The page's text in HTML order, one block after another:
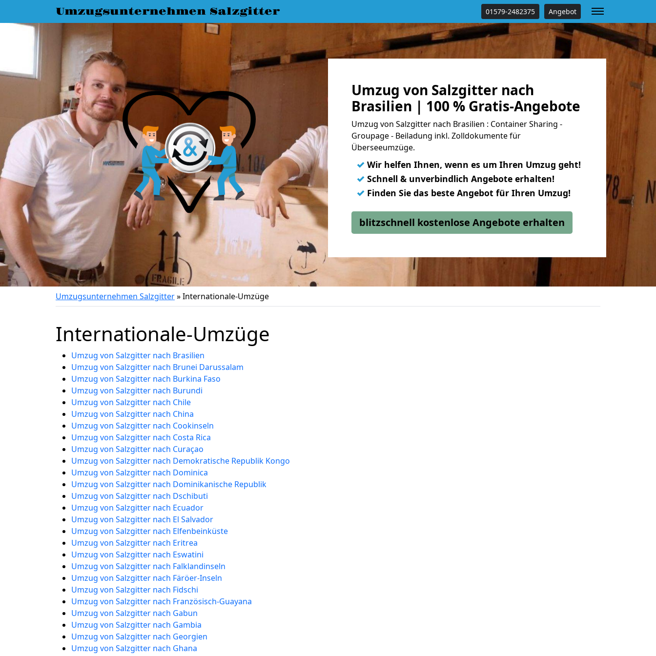
Umzugsunternehmen Salzgitter 01579-2482375 Angebot
Umzug von Salzgitter nach
Brasilien | 100 % Gratis-Angebote
Umzug von Salzgitter nach Brasilien : Container Sharing -
Groupage - Beiladung inkl. Zolldokumente für
Überseeumzüge.
✓ Wir helfen Ihnen, wenn es um Ihren Umzug geht!
✓ Schnell & unverbindlich Angebote erhalten!
✓ Finden Sie das beste Angebot für Ihren Umzug!
blitzschnell kostenlose Angebote erhalten
Umzugsunternehmen Salzgitter»Internationale-Umzüge
Internationale-Umzüge
Umzug von Salzgitter nach Brasilien
Umzug von Salzgitter nach Brunei Darussalam
Umzug von Salzgitter nach Burkina Faso
Umzug von Salzgitter nach Burundi
Umzug von Salzgitter nach Chile
Umzug von Salzgitter nach China
Umzug von Salzgitter nach Cookinseln
Umzug von Salzgitter nach Costa Rica
Umzug von Salzgitter nach Curaçao
Umzug von Salzgitter nach Demokratische Republik Kongo
Umzug von Salzgitter nach Dominica
Umzug von Salzgitter nach Dominikanische Republik
Umzug von Salzgitter nach Dschibuti
Umzug von Salzgitter nach Ecuador
Umzug von Salzgitter nach El Salvador
Umzug von Salzgitter nach Elfenbeinküste
Umzug von Salzgitter nach Eritrea
Umzug von Salzgitter nach Eswatini
Umzug von Salzgitter nach Falklandinseln
Umzug von Salzgitter nach Färöer-Inseln
Umzug von Salzgitter nach Fidschi
Umzug von Salzgitter nach Französisch-Guayana
Umzug von Salzgitter nach Gabun
Umzug von Salzgitter nach Gambia
Umzug von Salzgitter nach Georgien
Umzug von Salzgitter nach Ghana